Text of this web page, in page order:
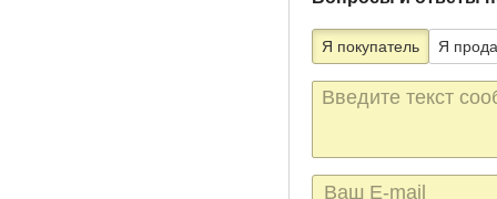
Я покупатель Я
Текст
сообщения
E-